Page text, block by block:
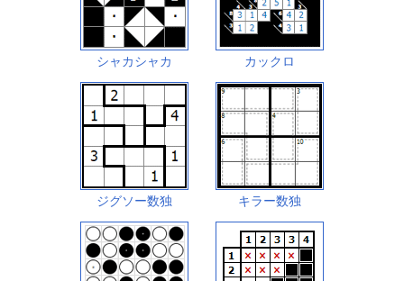
シャカシャカ カックロ
ジグソー数独 キラー数独